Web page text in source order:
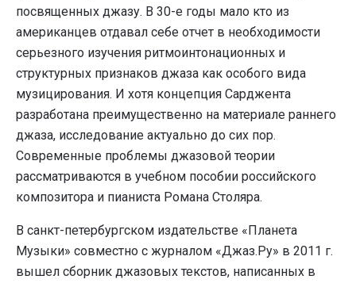
посвященных джазу. В 30-е годы мало кто из
американцев отдавал себе отчет в необходимости
серьезного изучения ритмоинтонационных и
структурных признаков джаза как особого вида
музицирования. И хотя концепция Сарджента
разработана преимущественно на материале раннего
джаза, исследование актуально до сих пор.
Современные проблемы джазовой теории
рассматриваются в учебном пособии российского
композитора и пианиста Романа Столяра.
В санкт-петербургском издательстве «Планета
Музыки» совместно с журналом «Джаз.Ру» в 2011 г.
вышел сборник джазовых текстов, написанных в